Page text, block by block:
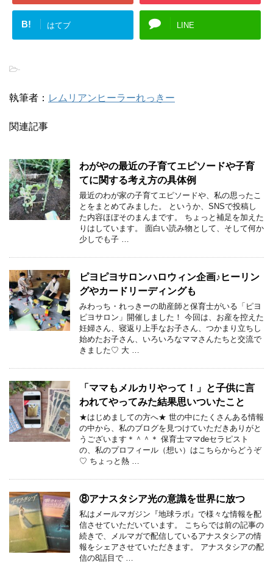
B! はてブ LINE
-
執筆者： レムリアンヒーラーれっきー
関連記事
わがやの最近の子育てエピソードや子育
てに関する考え方の具体例
最近のわが家の子育てエピソードや、私の思ったこ
とをまとめてみました。 というか、SNSで投稿し
た内容ほぼそのまんまです。 ちょっと補足を加えた
りはしています。 面白い読み物として、そして何か
少しでも子 …
ピヨピヨサロンハロウィン企画♪ヒーリン
グやカードリーディングも
みわっち・れっきーの助産師と保育士がいる「ピヨ
ピヨサロン」開催しました！ 今回は、お産を控えた
妊婦さん、寝返り上手なお子さん、つかまり立ちし
始めたお子さん、いろいろなママさんたちと交流で
きました♡ 大 …
「ママもメルカリやって！」と子供に言
われてやってみた結果思いついたこと
★はじめましての方へ★ 世の中にたくさんある情報
の中から、私のブログを見つけていただきありがと
うございます＊＾＾＊ 保育士ママdeセラピスト
の、私のプロフィール（想い）はこちらからどうぞ
♡ ちょっと熱 …
⑧アナスタシア光の意識を世界に放つ
私はメールマガジン『地球ラボ』で様々な情報を配
信させていただいています。 こちらでは前の記事の
続きで、メルマガで配信しているアナスタシアの情
報をシェアさせていただきます。 アナスタシアの配
信の8話目で …